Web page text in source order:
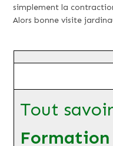
simplement la
Alors bonne visite
Tout